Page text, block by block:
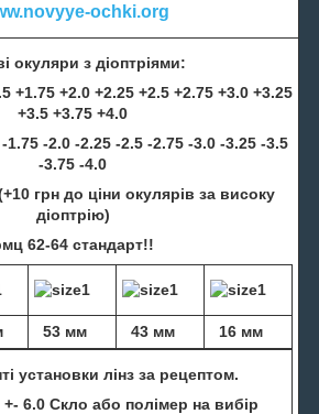
ochki.org
окуляри з діоптріями:
+1.75 +2.0 +2.25 +2.5 +2.75 +3.0 +3.25
+3.5 +3.75 +4.0
1.75 -2.0 -2.25 -2.5 -2.75 -3.0 -3.25 -3.5
-3.75 -4.0
грн до ціни окулярів за високу
діоптрію)
62-64 стандарт!!
53 мм 43 мм 16 мм
установки лінз за рецептом.
6.0 Скло або полімер на вибір